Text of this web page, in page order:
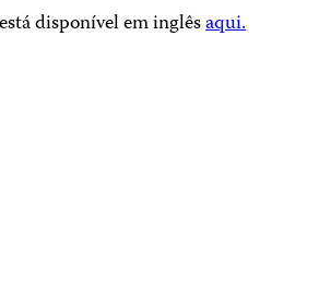
disponível em inglêsaqui.